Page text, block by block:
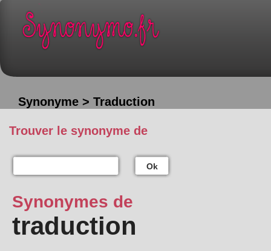
Synonyme > Traduction
Trouver le synonyme de
Ok
Synonymes de
traduction